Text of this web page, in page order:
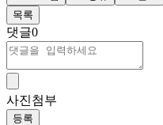
목록
댓글0
사진첨부
등록